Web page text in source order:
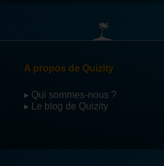
A propos de Quizity
▸ Qui sommes-nous ?
▸ Le blog de Quizity